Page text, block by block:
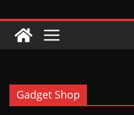
Gadget Shop